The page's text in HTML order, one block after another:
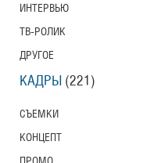
ИНТЕРВЬЮ
ТВ-РОЛИК
ДРУГОЕ
КАДРЫ (221)
СЪЕМКИ
КОНЦЕПТ